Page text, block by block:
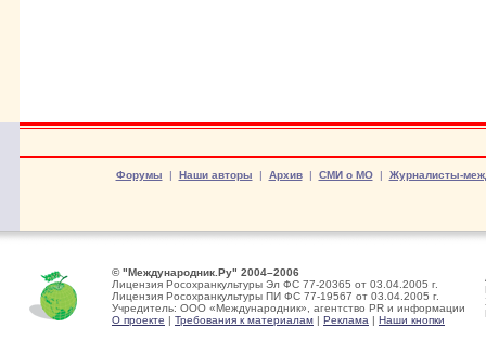
Форумы | Наши авторы | Архив| СМИ о МО| Журналисты-
© "Международник.Ру" 2004–2006
Лицензия Росохранкультуры Эл ФС 77-20365 от 03.04.2005 г.
Лицензия Росохранкультуры ПИ ФС 77-19567 от 03.04.2005 г.
Учредитель: ООО «Международник», агентство PR и информации
О проекте | Требования к материалам | Реклама | Наши кнопки